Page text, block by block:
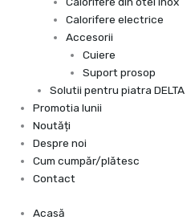
Calorifere electrice
Accesorii
Cuiere
Suport prosop
Solutii pentru piatra DELTA
Promotia lunii
Noutăți
Despre noi
Cum cumpăr/plătesc
Contact
Acasă